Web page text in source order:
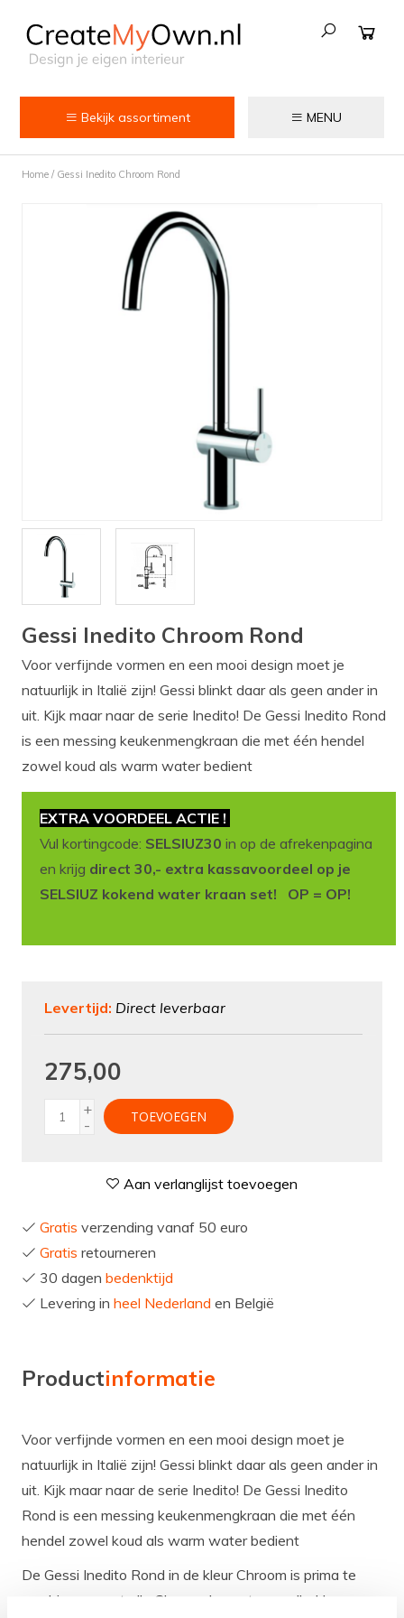
Bekijk assortiment
Zeepdispensers
Wastafels
$$$ ACTIES $$$
MENU
Home/ Gessi Inedito Chroom Rond
Gessi Inedito Chroom Rond
Voor verfijnde vormen en een mooi design moet je
natuurlijk in Italië zijn! Gessi blinkt daar als geen ander in
uit. Kijk maar naar de serie Inedito! De Gessi Inedito Rond
is een messing keukenmengkraan die met één hendel
zowel koud als warm water bedient
EXTRA VOORDEEL ACTIE !
Vul kortingcode: SELSIUZ30 in op de afrekenpagina
en krijg direct 30,- extra kassavoordeel op je
SELSIUZ kokend water kraan set! OP = OP!
Levertijd: Direct leverbaar
275,00
+
-
TOEVOEGEN
Aan verlanglijst toevoegen
Gratis verzending vanaf 50 euro
Gratis retourneren
30 dagen bedenktijd
Levering in heel Nederland en België
Productinformatie
Voor verfijnde vormen en een mooi design moet je
natuurlijk in Italië zijn! Gessi blinkt daar als geen ander in
uit. Kijk maar naar de serie Inedito! De Gessi Inedito
Rond is een messing keukenmengkraan die met één
hendel zowel koud als warm water bedient
De Gessi Inedito Rond in de kleur Chroom is prima te
combineren met alle Chroom Lanesto spoelbakken,